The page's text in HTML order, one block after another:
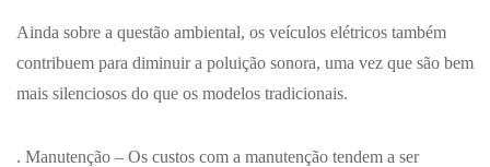
Ainda sobre a questão ambiental, os veículos elétricos também
contribuem para diminuir a poluição sonora, uma vez que são bem
mais silenciosos do que os modelos tradicionais.
. Manutenção – Os custos com a manutenção tendem a ser